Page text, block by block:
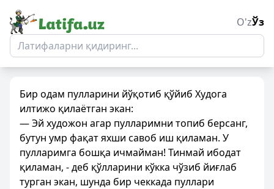
O'zЎз
Бир одам пулларини йўқотиб қўйиб Худога
илтижо қилаётган экан:
— Эй художон агар пулларимни топиб берсанг,
бутун умр фақат яхши савоб иш қиламан. У
пулларимга бошқа ичмайман! Тинмай ибодат
қиламан, - деб қўлларини кўкка чўзиб йиғлаб
турган экан, шунда бир чеккада пуллари